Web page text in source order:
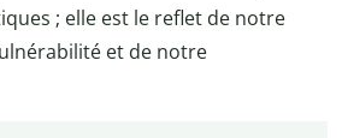
; elle est le reflet de notre
et de notre